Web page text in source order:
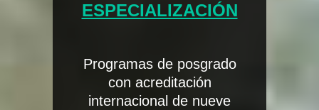
ESPECIALIZACIÓN
Programas de posgrado
con acreditación
internacional de nueve